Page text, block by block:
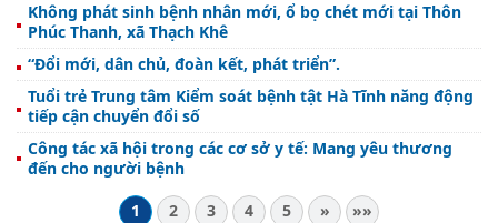
Không phát sinh bệnh nhân mới, ổ bọ chét mới tại Thôn
Phúc Thanh, xã Thạch Khê
“Đổi mới, dân chủ, đoàn kết, phát triển”.
Tuổi trẻ Trung tâm Kiểm soát bệnh tật Hà Tĩnh năng động
tiếp cận chuyển đổi số
Công tác xã hội trong các cơ sở y tế: Mang yêu thương
đến cho người bệnh
1
2 3 4 5 » »»